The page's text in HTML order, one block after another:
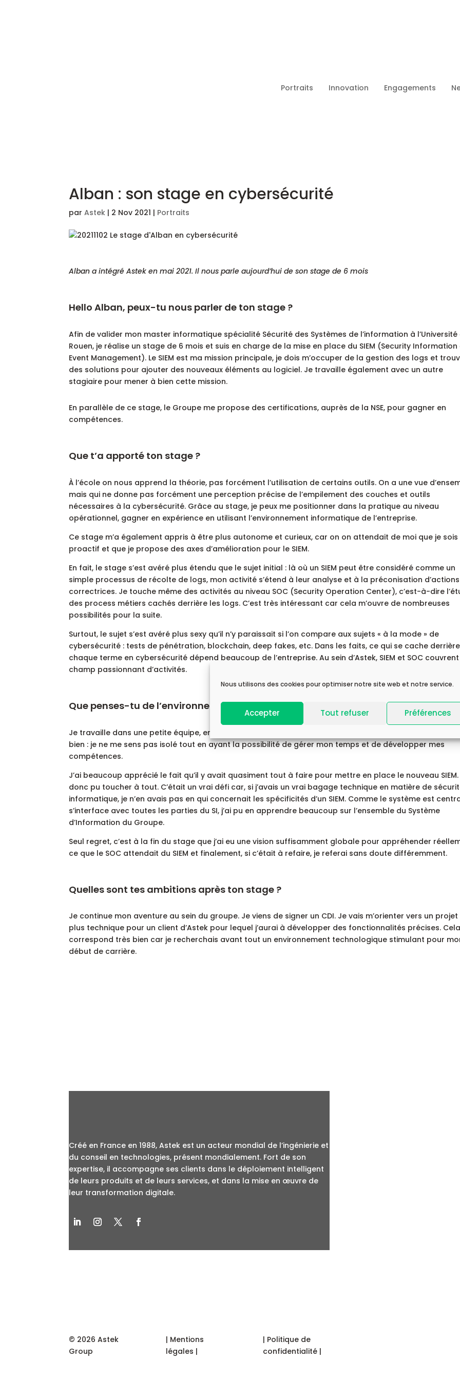
Nous utilisons des cookies pour optimiser notre site web et notre service.
Accepter Tout refuser Préférences
Portraits Innovation Engagements
Alban : son stage en cybersécurité
parAstek | 2 Nov 2021 | Portraits
Alban a intégré Astek en mai 2021. Il nous parle aujourd’hui de son stage de 6 mois
Hello Alban, peux-tu nous parler de ton stage ?
Afin de valider mon master informatique spécialité Sécurité des Systèmes de l’information à l’Université
Rouen, je réalise un stage de 6 mois et suis en charge de la mise en place du SIEM (Security Information
Event Management). Le SIEM est ma mission principale, je dois m’occuper de la gestion des logs et
des solutions pour ajouter des nouveaux éléments au logiciel. Je travaille également avec un autre
stagiaire pour mener à bien cette mission.
En parallèle de ce stage, le Groupe me propose des certifications, auprès de la NSE, pour gagner en
compétences.
Que t’a apporté ton stage ?
À l’école on nous apprend la théorie, pas forcément l’utilisation de certains outils. On a une vue
mais qui ne donne pas forcément une perception précise de l’empilement des couches et outils
nécessaires à la cybersécurité. Grâce au stage, je peux me positionner dans la pratique au niveau
opérationnel, gagner en expérience en utilisant l’environnement informatique de l’entreprise.
Ce stage m’a également appris à être plus autonome et curieux, car on on attendait de moi que je sois
proactif et que je propose des axes d’amélioration pour le SIEM.
En fait, le stage s’est avéré plus étendu que le sujet initial : là où un SIEM peut être considéré comme un
simple processus de récolte de logs, mon activité s’étend à leur analyse et à la préconisation d’actions
correctrices. Je touche même des activités au niveau SOC (Security Operation Center), c’est-à-dire
des process métiers cachés derrière les logs. C’est très intéressant car cela m’ouvre de nombreuses
possibilités pour la suite.
Surtout, le sujet s’est avéré plus sexy qu’il n’y paraissait si l’on compare aux sujets « à la mode » de
cybersécurité : tests de pénétration, blockchain, deep fakes, etc. Dans les faits, ce qui se cache derrière
chaque terme en cybersécurité dépend beaucoup de l’entreprise. Au sein d’Astek, SIEM et SOC
champ passionnant d’activités.
Que penses-tu de l’environnement du stage ?
Je travaille dans une petite équipe, en forte relation avec la DSI. Le fait d’être en équipe restreinte me va
bien : je ne me sens pas isolé tout en ayant la possibilité de gérer mon temps et de développer mes
compétences.
J’ai beaucoup apprécié le fait qu’il y avait quasiment tout à faire pour mettre en place le nouveau SIEM.
donc pu toucher à tout. C’était un vrai défi car, si j’avais un vrai bagage technique en matière de
informatique, je n’en avais pas en qui concernait les spécificités d’un SIEM. Comme le système est
s’interface avec toutes les parties du SI, j’ai pu en apprendre beaucoup sur l’ensemble du Système
d’Information du Groupe.
Seul regret, c’est à la fin du stage que j’ai eu une vision suffisamment globale pour appréhender
ce que le SOC attendait du SIEM et finalement, si c’était à refaire, je referai sans doute différemment.
Quelles sont tes ambitions après ton stage ?
Je continue mon aventure au sein du groupe. Je viens de signer un CDI. Je vais m’orienter vers un projet
plus technique pour un client d’Astek pour lequel j’aurai à développer des fonctionnalités précises.
correspond très bien car je recherchais avant tout un environnement technologique stimulant pour
début de carrière.
Créé en France en 1988, Astek est un acteur mondial de l’ingénierie et
du conseil en technologies, présent mondialement. Fort de son
expertise, il accompagne ses clients dans le déploiement intelligent
de leurs produits et de leurs services, et dans la mise en œuvre de
leur transformation digitale.
© 2026 Astek
Group
| Mentions
légales |
| Politique de
confidentialité |